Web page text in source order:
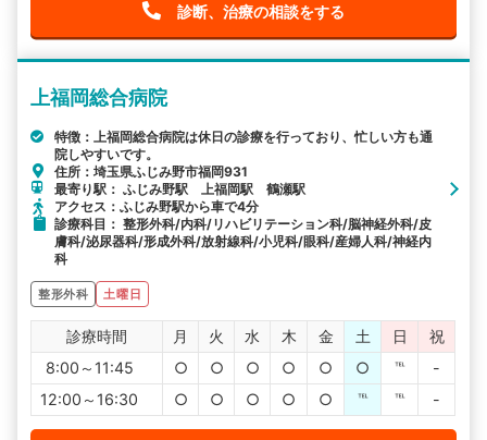
診断、治療の相談をする
上福岡総合病院
特徴：上福岡総合病院は休日の診療を行っており、忙しい方も通
院しやすいです。
住所：埼玉県ふじみ野市福岡931
最寄り駅： ふじみ野駅 上福岡駅 鶴瀬駅
アクセス：ふじみ野駅から車で4分
診療科目： 整形外科/内科/リハビリテーション科/脳神経外科/皮
膚科/泌尿器科/形成外科/放射線科/小児科/眼科/産婦人科/神経内
科
整形外科 土曜日
診療時間 月 火 水 木 金 土 日
祝
8:00～11:45
○ ○ ○ ○ ○ ○ ℡
-
12:00～16:30
○ ○ ○ ○ ○ ℡ ℡ -